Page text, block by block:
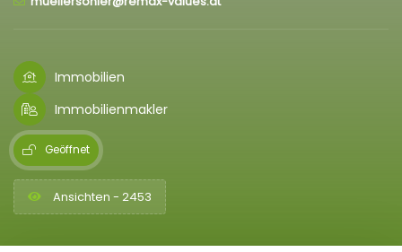
Immobilien
Immobilienmakler
Geöffnet
Ansichten - 2453